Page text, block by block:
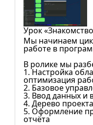
Урок
Мы начинаем
работе в
В ролике мы
1. Настройка
оптимизация
2. Базовое
3. Ввод данных и
4. Дерево
5. Оформление
отчёта